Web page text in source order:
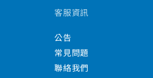
客服資訊
公告
常見問題
聯絡我們